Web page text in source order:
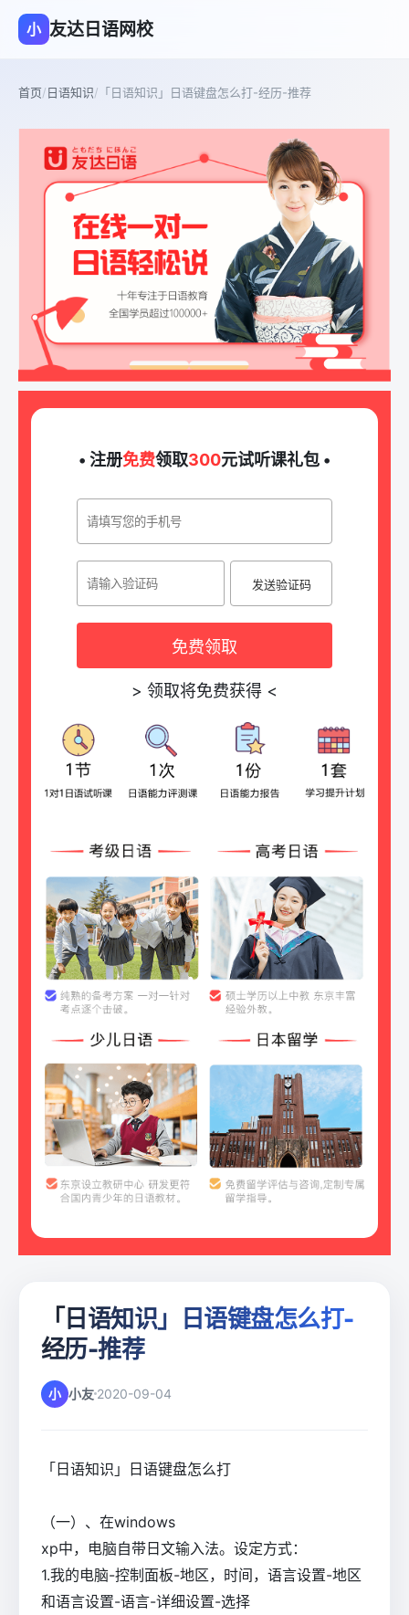
小 友达日语网校
首页/日语知识/ 「日语知识」日语键盘怎么打-经历-推荐
• 注册免费领取300元试听课礼包 •
发送验证码
免费领取
> 领取将免费获得 <
「日语知识」日语键盘怎么打-
经历-推荐
小 小友 2020-09-04
「日语知识」日语键盘怎么打
（一）、在windows
xp中，电脑自带日文输入法。设定方式：
1.我的电脑-控制面板-地区，时间，语言设置-地区
和语言设置-语言-详细设置-选择